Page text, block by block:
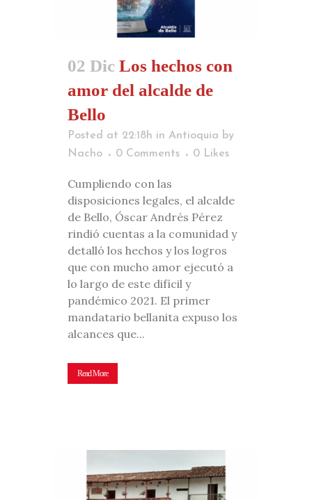
02 Dic Los hechos con
amor del alcalde de
Bello
Posted at 22:18h in Antioquia by
Nacho
0 Comments 0 Likes
Cumpliendo con las
disposiciones legales, el alcalde
de Bello, Óscar Andrés Pérez
rindió cuentas a la comunidad y
detalló los hechos y los logros
que con mucho amor ejecutó a
lo largo de este difícil y
pandémico 2021. El primer
mandatario bellanita expuso los
alcances que...
Read More